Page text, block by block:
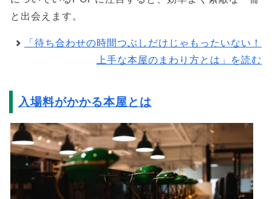
と出会えます。
「待ち合わせの時間つぶしだけじゃもったいない！
上手な本屋のまわり方とは」を読む
入場料がかかる本屋とは